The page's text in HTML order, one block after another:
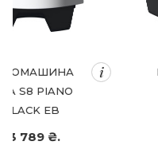
КАВОМАШИНА
JURA S8 DARK